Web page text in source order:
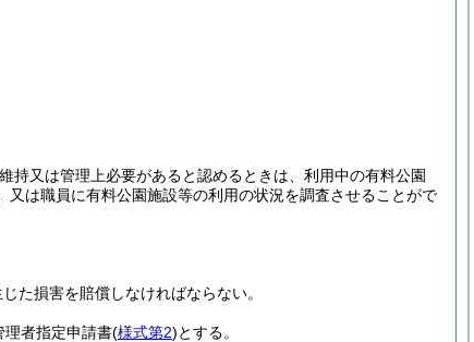
持又は管理上必要があると認めるときは、利用中の有料公園
は職員に有料公園施設等の利用の状況を調査させることがで
た損害を賠償しなければならない。
理者指定申請書(様式第2)とする。